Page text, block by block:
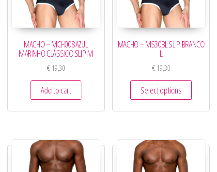
MACHO – MCH008 AZUL
MARINHO CLÁSSICO SLIP M
€19,30
Add to cart
MACHO – MS30BL SLIP BRANCO
L
€ 19,30
Select options